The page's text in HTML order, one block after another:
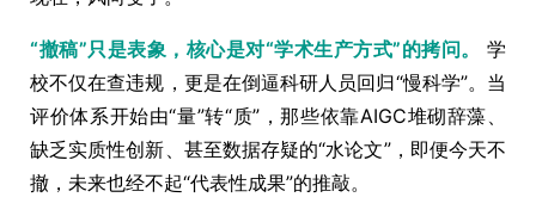
“撤稿”只是表象，核心是对“学术生产方式”的拷问。
学
校不仅在查违规，更是在倒逼科研人员回归“慢科学”。当
评价体系开始由“量”转“质”，那些依靠AIGC堆砌辞藻、
缺乏实质性创新、甚至数据存疑的“水论文”，即便今天不
撤，未来也经不起“代表性成果”的推敲。